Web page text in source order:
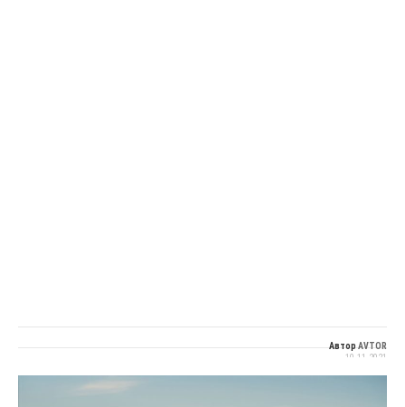
АвторAVTOR
10.11.2021